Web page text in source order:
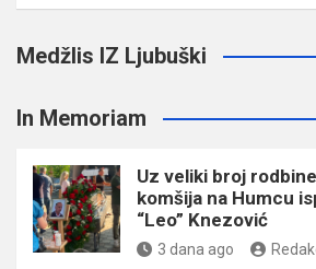
Medžlis IZ Ljubuški
In Memoriam
Uz veliki broj
komšija na Humcu
“Leo” Knezović
3 dana ago